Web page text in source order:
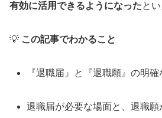
有効に活用できるようになったと
💡 この記事でわかること
『退職届』と『退職願』の明確
退職届が必要な場面と、退職